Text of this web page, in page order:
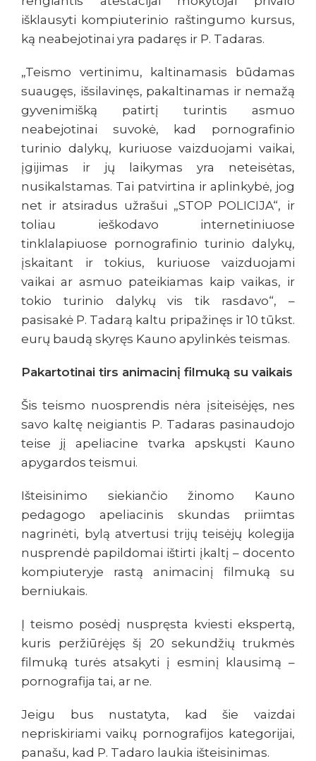
išklausyti kompiuterinio raštingumo kursus,
ką neabejotinai yra padaręs ir P. Tadaras.
„Teismo vertinimu, kaltinamasis būdamas
suaugęs, išsilavinęs, pakaltinamas ir nemažą
gyvenimišką patirtį turintis asmuo
neabejotinai suvokė, kad pornografinio
turinio dalykų, kuriuose vaizduojami vaikai,
įgijimas ir jų laikymas yra neteisėtas,
nusikalstamas. Tai patvirtina ir aplinkybė, jog
net ir atsiradus užrašui „STOP POLICIJA“, ir
toliau ieškodavo internetiniuose
tinklalapiuose pornografinio turinio dalykų,
įskaitant ir tokius, kuriuose vaizduojami
vaikai ar asmuo pateikiamas kaip vaikas, ir
tokio turinio dalykų vis tik rasdavo“, –
pasisakė P. Tadarą kaltu pripažinęs ir 10 tūkst.
eurų baudą skyręs Kauno apylinkės teismas.
Pakartotinai tirs animacinį filmuką su vaikais
Šis teismo nuosprendis nėra įsiteisėjęs, nes
savo kaltę neigiantis P. Tadaras pasinaudojo
teise jį apeliacine tvarka apskųsti Kauno
apygardos teismui.
Išteisinimo siekiančio žinomo Kauno
pedagogo apeliacinis skundas priimtas
nagrinėti, bylą atvertusi trijų teisėjų kolegija
nusprendė papildomai ištirti įkaltį – docento
kompiuteryje rastą animacinį filmuką su
berniukais.
Į teismo posėdį nuspręsta kviesti ekspertą,
kuris peržiūrėjęs šį 20 sekundžių trukmės
filmuką turės atsakyti į esminį klausimą –
pornografija tai, ar ne.
Jeigu bus nustatyta, kad šie vaizdai
nepriskiriami vaikų pornografijos kategorijai,
panašu, kad P. Tadaro laukia išteisinimas.